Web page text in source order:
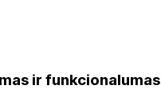
ir funkcionalumas